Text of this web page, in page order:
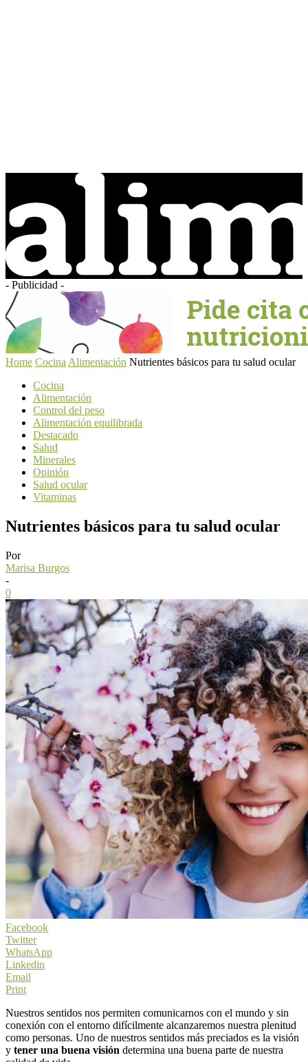
- Publicidad -
Home Cocina Alimentación Nutrientes básicos para tu salud ocular
Cocina
Alimentación
Control del peso
Alimentación equilibrada
Destacado
Salud
Minerales
Opinión
Salud ocular
Vitaminas
Nutrientes básicos para tu salud ocular
Por
Marisa Burgos
-
0
Facebook
Twitter
WhatsApp
Linkedin
Email
Print
Nuestros sentidos nos permiten comunicarnos con el mundo y sin
conexión con el entorno difícilmente alcanzaremos nuestra plenitud
como personas. Uno de nuestros sentidos más preciados es la visión
y tener una buena visión determina una buena parte de nuestra